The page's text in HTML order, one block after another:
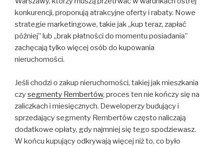
konkurencji, proponują atrakcyjne oferty i rabaty. Nowe
strategie marketingowe, takie jak „kup teraz, zapłać
później” lub „brak płatności do momentu posiadania”
zachęcają tylko więcej osób do kupowania
nieruchomości.
Jeśli chodzi o zakup nieruchomości, takiej jak mieszkania
czysegmenty Rembertów, proces ten nie kończy się na
zaliczkach i miesięcznych. Deweloperzy budujący i
sprzedający segmenty Rembertów często naliczają
dodatkowe opłaty, gdy najmniej się tego spodziewasz.
W końcu kupujący odkrywają więcej niż to, co było